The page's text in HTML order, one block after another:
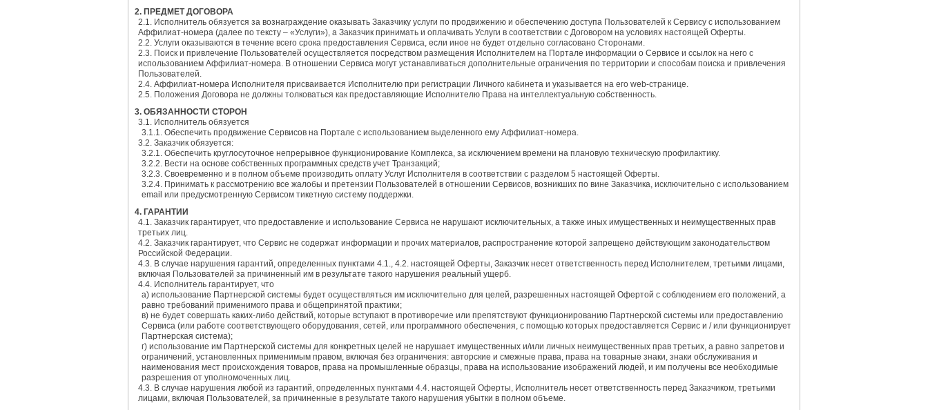
2. ПРЕДМЕТ ДОГОВОРА
2.1. Исполнитель обязуется за вознаграждение оказывать Заказчику услуги по продвижению и обеспечению доступа Пользователей к Сервису с использованием
Аффилиат-номера (далее по тексту – «Услуги»), а Заказчик принимать и оплачивать Услуги в соответствии с Договором на условиях настоящей Оферты.
2.2. Услуги оказываются в течение всего срока предоставления Сервиса, если иное не будет отдельно согласовано Сторонами.
2.3. Поиск и привлечение Пользователей осуществляется посредством размещения Исполнителем на Портале информации о Сервисе и ссылок на него с
использованием Аффилиат-номера. В отношении Сервиса могут устанавливаться дополнительные ограничения по территории и способам поиска и привлечения
Пользователей.
2.4. Аффилиат-номера Исполнителя присваивается Исполнителю при регистрации Личного кабинета и указывается на его web-странице.
2.5. Положения Договора не должны толковаться как предоставляющие Исполнителю Права на интеллектуальную собственность.
3. ОБЯЗАННОСТИ СТОРОН
3.1. Исполнитель обязуется
3.1.1. Обеспечить продвижение Сервисов на Портале с использованием выделенного ему Аффилиат-номера.
3.2. Заказчик обязуется:
3.2.1. Обеспечить круглосуточное непрерывное функционирование Комплекса, за исключением времени на плановую техническую профилактику.
3.2.2. Вести на основе собственных программных средств учет Транзакций;
3.2.3. Своевременно и в полном объеме производить оплату Услуг Исполнителя в соответствии с разделом 5 настоящей Оферты.
3.2.4. Принимать к рассмотрению все жалобы и претензии Пользователей в отношении Сервисов, возникших по вине Заказчика, исключительно с использованием
email или предусмотренную Сервисом тикетную систему поддержки.
4. ГАРАНТИИ
4.1. Заказчик гарантирует, что предоставление и использование Сервиса не нарушают исключительных, а также иных имущественных и неимущественных прав
третьих лиц.
4.2. Заказчик гарантирует, что Сервис не содержат информации и прочих материалов, распространение которой запрещено действующим законодательством
Российской Федерации.
4.3. В случае нарушения гарантий, определенных пунктами 4.1., 4.2. настоящей Оферты, Заказчик несет ответственность перед Исполнителем, третьими лицами,
включая Пользователей за причиненный им в результате такого нарушения реальный ущерб.
4.4. Исполнитель гарантирует, что
a) использование Партнерской системы будет осуществляться им исключительно для целей, разрешенных настоящей Офертой с соблюдением его положений, а
равно требований применимого права и общепринятой практики;
в) не будет совершать каких-либо действий, которые вступают в противоречие или препятствуют функционированию Партнерской системы или предоставлению
Сервиса (или работе соответствующего оборудования, сетей, или программного обеспечения, с помощью которых предоставляется Сервис и / или функционирует
Партнерская система);
г) использование им Партнерской системы для конкретных целей не нарушает имущественных и/или личных неимущественных прав третьих, а равно запретов и
ограничений, установленных применимым правом, включая без ограничения: авторские и смежные права, права на товарные знаки, знаки обслуживания и
наименования мест происхождения товаров, права на промышленные образцы, права на использование изображений людей, и им получены все необходимые
разрешения от уполномоченных лиц.
4.3. В случае нарушения любой из гарантий, определенных пунктами 4.4. настоящей Оферты, Исполнитель несет ответственность перед Заказчиком, третьими
лицами, включая Пользователей, за причиненные в результате такого нарушения убытки в полном объеме.